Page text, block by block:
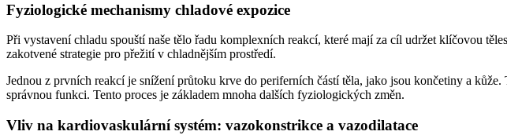
Fyziologické mechanismy chladové expozice
Při vystavení chladu spouští naše tělo řadu komplexních reakcí, které mají za cíl udržet klíčovou
zakotvené strategie pro přežití v chladnějším prostředí.
Jednou z prvních reakcí je snížení průtoku krve do periferních částí těla, jako jsou končetiny a
správnou funkci. Tento proces je základem mnoha dalších fyziologických změn.
Vliv na kardiovaskulární systém: vazokonstrikce a vazodilatace